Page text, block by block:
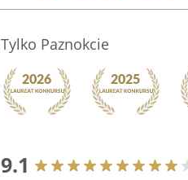
Tylko Paznokcie
9.1